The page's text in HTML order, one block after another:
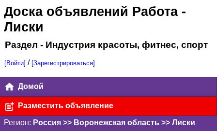
Доска объявлений Работа-
Лиски
Раздел - Индустрия красоты, фитнес, спорт
[Войти] / [Зарегистрироваться]
Домой
Разместить объявление
Регион: Россия >> Воронежская область >> Лиски